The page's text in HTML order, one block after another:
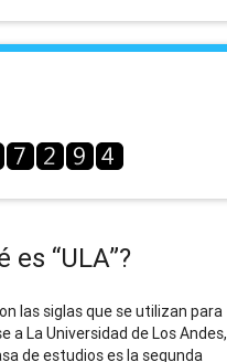
es “ULA”?
las siglas que se utilizan para
a La Universidad de Los Andes,
de estudios es la segunda